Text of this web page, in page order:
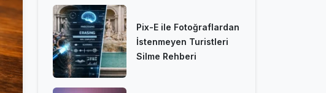
Pix-E ile Fotoğraflardan
İstenmeyen Turistleri
Silme Rehberi